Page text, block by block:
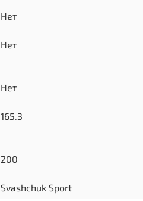
Нет
Нет
Нет
165.3
200
Svashchuk Sport